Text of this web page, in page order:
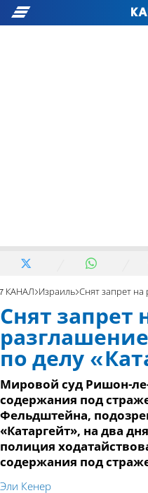
7 КАНАЛ Израиль Снят запрет на
Снят запрет
по делу
Мировой суд Ришон-
содержания под
Фельдштейна,
«Катаргейт», на два
полиция
содержания под
Эли Кенер